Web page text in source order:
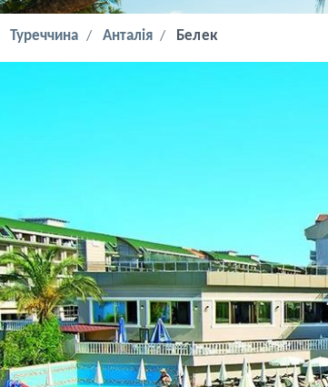
Туреччина Анталія Белек